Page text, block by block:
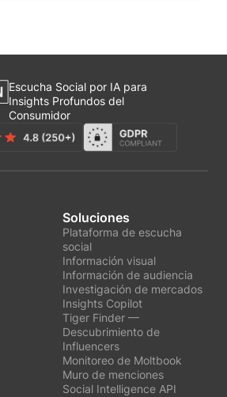
Escucha Social por IA para
Insights Profundos del
Consumidor
Soluciones
Plataforma de escucha
social
Información visual
Información de audiencia
Investigación de mercados
Insights Copilot
Tiger Finder —
Descubrimiento de
Influencers
Monitoreo de Moltbook
Muro de menciones
Social Intelligence API